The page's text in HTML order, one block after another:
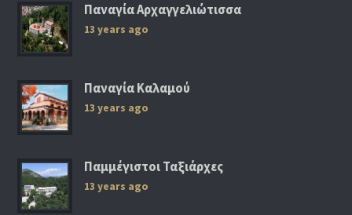
Παναγία Αρχαγγελιώτισσα
13 years ago
Παναγία Καλαμού
13 years ago
Παμμέγιστοι Ταξιάρχες
13 years ago